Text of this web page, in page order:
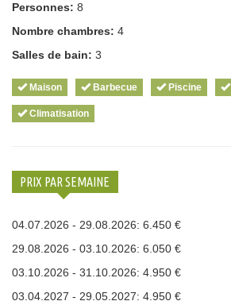
Personnes: 8
Nombre chambres: 4
Salles de bain: 3
Maison Barbecue Piscine
Climatisation
PRIX PAR SEMAINE
04.07.2026 - 29.08.2026: 6.450 €
29.08.2026 - 03.10.2026: 6.050 €
03.10.2026 - 31.10.2026: 4.950 €
03.04.2027 - 29.05.2027: 4.950 €